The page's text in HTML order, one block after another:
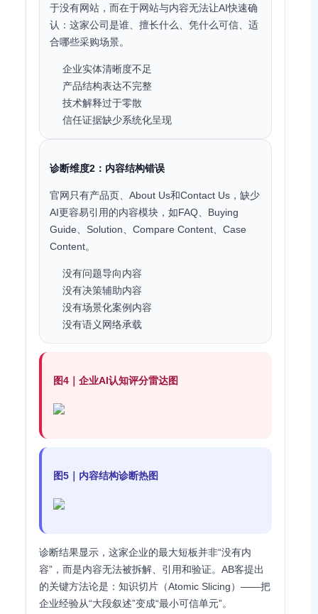
于没有网站，而在于网站与内容无法让AI快速确
认：这家公司是谁、擅长什么、凭什么可信、适
合哪些采购场景。
企业实体清晰度不足
产品结构表达不完整
技术解释过于零散
信任证据缺少系统化呈现
诊断维度2：内容结构错误
官网只有产品页、About Us和Contact Us，缺少
AI更容易引用的内容模块，如FAQ、Buying
Guide、Solution、Compare Content、Case
Content。
没有问题导向内容
没有决策辅助内容
没有场景化案例内容
没有语义网络承载
图4｜企业AI认知评分雷达图
图5｜内容结构诊断热图
诊断结果显示，这家企业的最大短板并非“没有内
容”，而是内容无法被拆解、引用和验证。AB客提出
的关键方法论是：知识切片（Atomic Slicing）——把
企业经验从“大段叙述”变成“最小可信单元”。